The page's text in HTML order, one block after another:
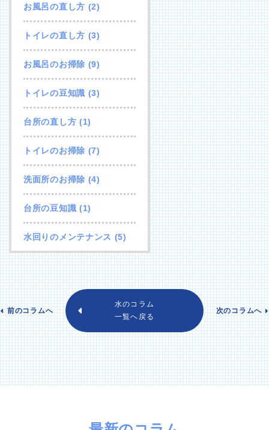
お風呂の直し方 (2)
トイレの直し方 (3)
お風呂のお掃除 (9)
トイレの豆知識 (3)
台所の直し方 (1)
トイレのお掃除 (7)
洗面所のお掃除 (4)
台所の豆知識 (1)
水回りのメンテナンス (5)
前のコラムへ
水のコラム
一覧へ戻る
次のコラムへ